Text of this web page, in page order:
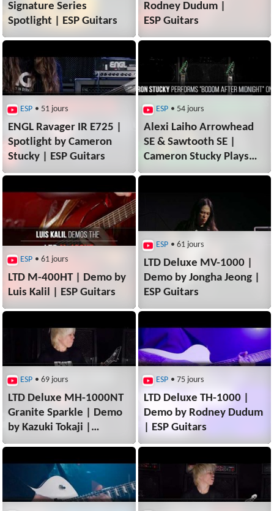
Signature Series
Spotlight | ESP Guitars
Rodney Dudum |
ESP Guitars
ESP • 51 jours
ENGL Ravager IR E725 |
Spotlight by Cameron
Stucky | ESP Guitars
ESP • 54 jours
Alexi Laiho Arrowhead
SE & Sawtooth SE |
Cameron Stucky Plays
"Bodom After Midnight"
ESP • 61 jours
LTD M-400HT | Demo by
Luis Kalil | ESP Guitars
ESP • 61 jours
LTD Deluxe MV-1000 |
Demo by Jongha Jeong |
ESP Guitars
ESP • 69 jours
LTD Deluxe MH-1000NT
Granite Sparkle | Demo
by Kazuki Tokaji |
ESP Guitars
ESP • 75 jours
LTD Deluxe TH-1000 |
Demo by Rodney Dudum
| ESP Guitars